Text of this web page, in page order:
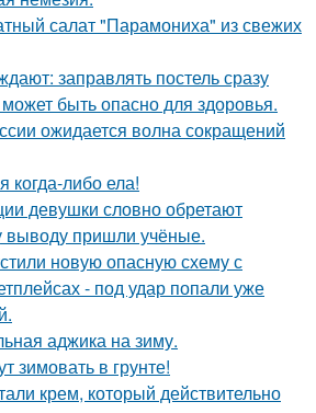
салат "Парамониха" из свежих
заправлять постель сразу
быть опасно для здоровья.
ожидается волна сокращений
когда-либо ела!
девушки словно обретают
выводу пришли учёные.
новую опасную схему с
- под удар попали уже
аджика на зиму.
зимовать в грунте!
крем, который действительно